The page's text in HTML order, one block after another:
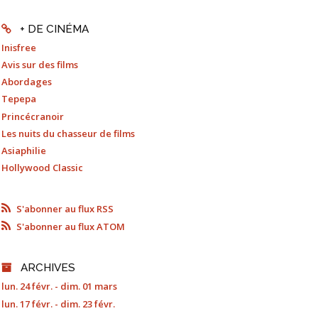
+ DE CINÉMA
Inisfree
Avis sur des films
Abordages
Tepepa
Princécranoir
Les nuits du chasseur de films
Asiaphilie
Hollywood Classic
S'abonner au flux RSS
S'abonner au flux ATOM
ARCHIVES
lun. 24 févr. - dim. 01 mars
lun. 17 févr. - dim. 23 févr.